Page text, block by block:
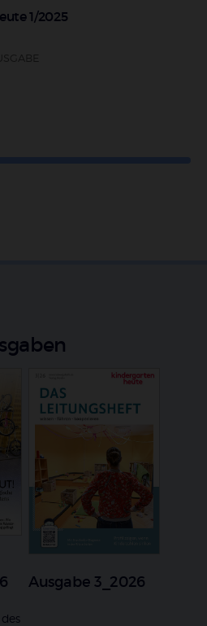
1/2025
Ausgabe 3_2026